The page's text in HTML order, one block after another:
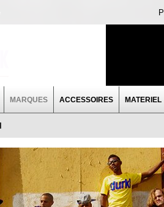
MARQUES ACCESSOIRES MATERIEL